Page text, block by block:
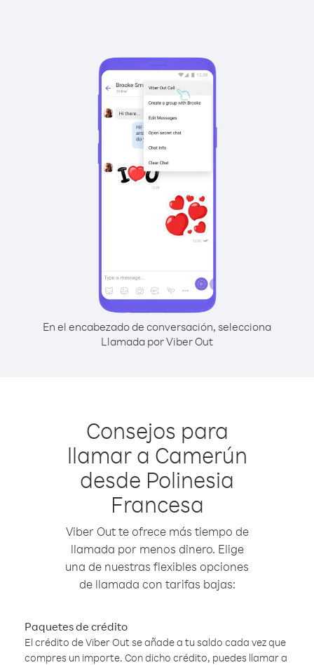
En el encabezado de conversación, selecciona
Llamada por Viber Out
Consejos para
llamar a Camerún
desde Polinesia
Francesa
Viber Out te ofrece más tiempo de
llamada por menos dinero. Elige
una de nuestras flexibles opciones
de llamada con tarifas bajas:
Paquetes de crédito
El crédito de Viber Out se añade a tu saldo cada vez que
compres un importe. Con dicho crédito, puedes llamar a